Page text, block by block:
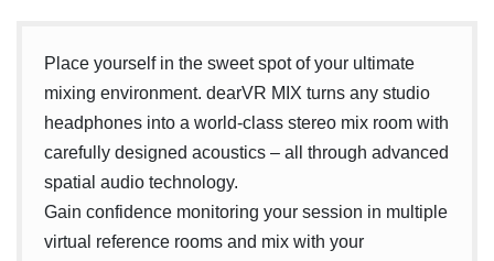
Place yourself in the sweet spot of your ultimate
mixing environment. dearVR MIX turns any studio
headphones into a world-class stereo mix room with
carefully designed acoustics – all through advanced
spatial audio technology.
Gain confidence monitoring your session in multiple
virtual reference rooms and mix with your